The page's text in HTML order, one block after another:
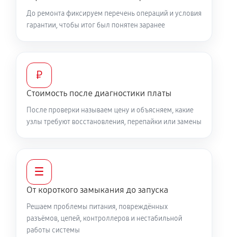
До ремонта фиксируем перечень операций и условия
гарантии, чтобы итог был понятен заранее
₽
Стоимость после диагностики платы
После проверки называем цену и объясняем, какие
узлы требуют восстановления, перепайки или замены
☰
От короткого замыкания до запуска
Решаем проблемы питания, повреждённых
разъёмов, цепей, контроллеров и нестабильной
работы системы